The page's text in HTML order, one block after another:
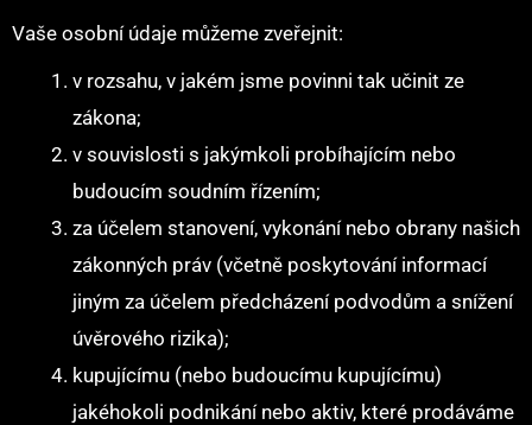
Vaše osobní údaje můžeme zveřejnit:
v rozsahu, v jakém jsme povinni tak učinit ze
zákona;
v souvislosti s jakýmkoli probíhajícím nebo
budoucím soudním řízením;
za účelem stanovení, vykonání nebo obrany našich
zákonných práv (včetně poskytování informací
jiným za účelem předcházení podvodům a snížení
úvěrového rizika);
kupujícímu (nebo budoucímu kupujícímu)
jakéhokoli podnikání nebo aktiv, které prodáváme